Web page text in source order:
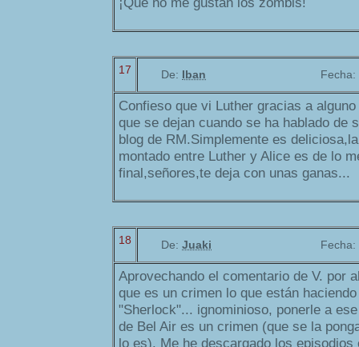
17 De: Iban Fecha:
Confieso que vi Luther gracias a
que se dejan cuando se ha hablado de
blog de RM.Simplemente es
montado entre Luther y Alice es de lo
final,señores,te deja con unas ganas...
18 De: Juaki Fecha:
Aprovechando el comentario de V. por
que es un crimen lo que están
"Sherlock"... ignominioso, ponerle a
de Bel Air es un crimen (que se la
lo es). Me he descargado los episodios